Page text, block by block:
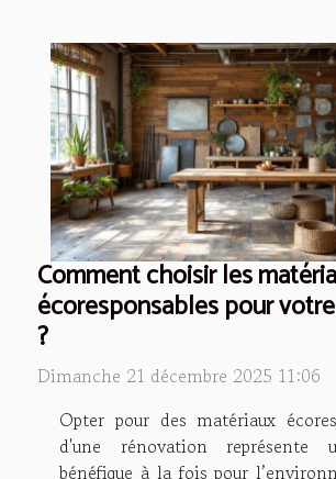
Comment choisir les
écoresponsables pour
?
Dimanche 21 décembre 2025 11:06
Opter pour des matériaux
d'une rénovation représente
bénéfique à la fois pour